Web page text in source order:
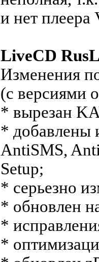
и нет плеера
LiveCD
Изменения
(с версиями
* вырезан
* добавлены
AntiSMS,
Setup;
* серьезно
* обновлен
*
*